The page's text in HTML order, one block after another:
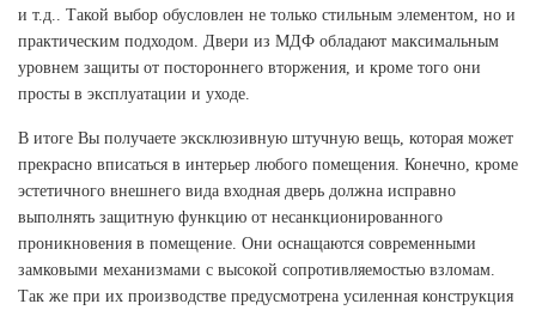
и т.д.. Такой выбор обусловлен не только стильным элементом, но и
практическим подходом. Двери из МДФ обладают максимальным
уровнем защиты от постороннего вторжения, и кроме того они
просты в эксплуатации и уходе.
В итоге Вы получаете эксклюзивную штучную вещь, которая может
прекрасно вписаться в интерьер любого помещения. Конечно, кроме
эстетичного внешнего вида входная дверь должна исправно
выполнять защитную функцию от несанкционированного
проникновения в помещение. Они оснащаются современными
замковыми механизмами с высокой сопротивляемостью взломам.
Так же при их производстве предусмотрена усиленная конструкция